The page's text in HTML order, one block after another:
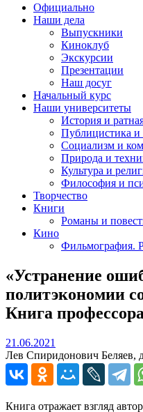
Официально
Наши дела
Выпускники
Киноклуб
Экскурсии
Презентации
Наш досуг
Начальный курс
Наши университеты
История и
Публицистика и
Социализм и
Природа и
Культура и
Философия и
Творчество
Книги
Романы и
Кино
Фильмография.
«Устранение
политэкономии
Книга
21.06.2021
Лев Спиридонович Беляев,
Книга отражает взгляд